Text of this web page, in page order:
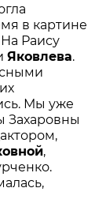
в картине
Раису
Яковлева.
Мы уже
Захаровны
,